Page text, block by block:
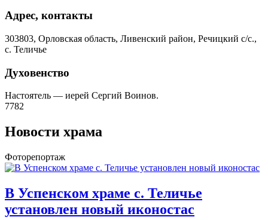
Адрес, контакты
303803, Орловская область, Ливенский район, Речицкий с/с.,
с. Теличье
Духовенство
Настоятель — иерей Сергий Воинов.
7782
Новости храма
Фоторепортаж
В Успенском храме с. Теличье
установлен новый иконостас